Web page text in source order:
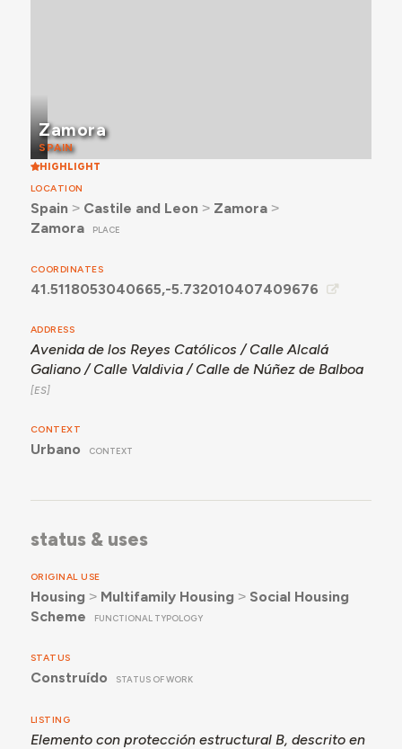
Zamora
SPAIN
HIGHLIGHT
LOCATION
Spain ˃ Castile and Leon ˃ Zamora˃
Zamora
PLACE
COORDINATES
41.5118053040665,-5.732010407409676
ADDRESS
Avenida de los Reyes Católicos / Calle Alcalá
Galiano / Calle Valdivia / Calle de Núñez de Balboa
CONTEXT
Urbano CONTEXT
status & uses
ORIGINAL USE
Housing ˃ Multifamily Housing ˃ Social Housing
Scheme
FUNCTIONAL TYPOLOGY
STATUS
Construído STATUS OF WORK
LISTING
Elemento con protección estructural B, descrito en